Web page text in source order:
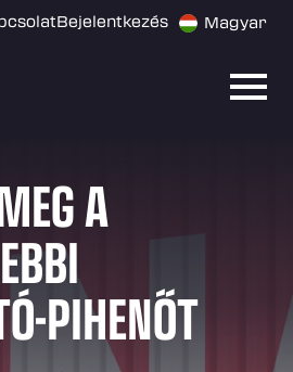
Bejelentkezés Magyar
A
PIHENŐT